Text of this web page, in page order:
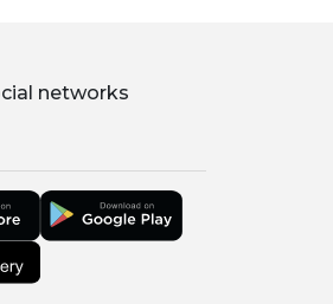
networks